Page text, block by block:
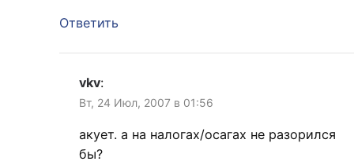
Ответить
vkv:
Вт, 24 Июл, 2007 в 01:56
акует. а на налогах/осагах не разорился
бы?